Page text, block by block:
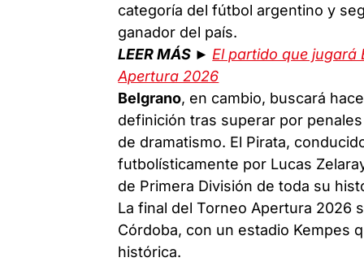
categoría del fútbol argentino y
ganador del país.
LEER MÁS ► El partido que jugará
Apertura 2026
Belgrano, en cambio, buscará
definición tras superar por
de dramatismo. El Pirata,
futbolísticamente por Lucas
de Primera División de toda su
La final del Torneo Apertura 2026
Córdoba, con un estadio Kempes
histórica.